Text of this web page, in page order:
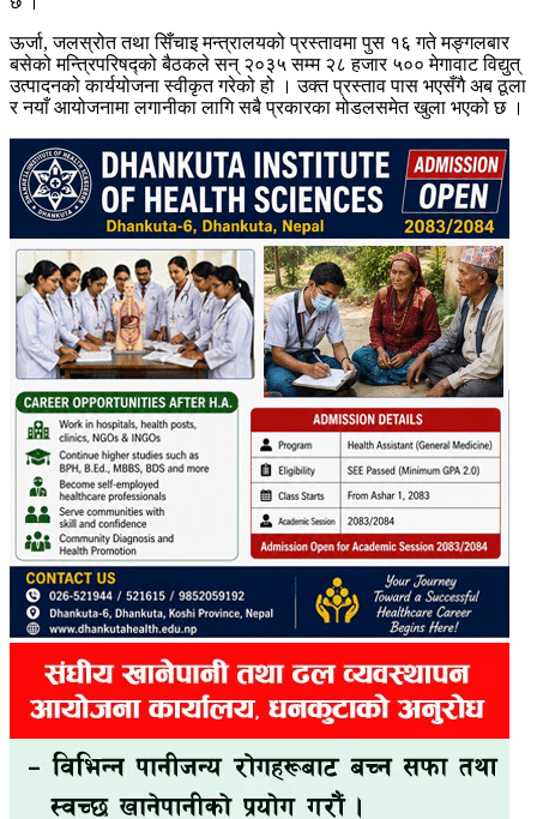
ऊर्जा, जलस्रोत तथा सिँचाइ मन्त्रालयको प्रस्तावमा पुस १६ गते मङ्गलबार
बसेको मन्त्रिपरिषद्को बैठकले सन् २०३५ सम्म २८ हजार ५०० मेगावाट विद्युत्
उत्पादनको कार्ययोजना स्वीकृत गरेको हो । उक्त प्रस्ताव पास भएसँगै अब ठूला
र नयाँ आयोजनामा लगानीका लागि सबै प्रकारका मोडलसमेत खुला भएको छ ।